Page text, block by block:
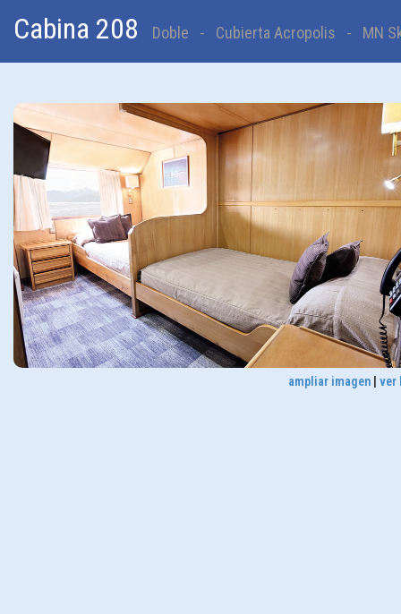
Cabina 208 Doble - Cubierta Acropolis - MN
ampliar imagen | ver